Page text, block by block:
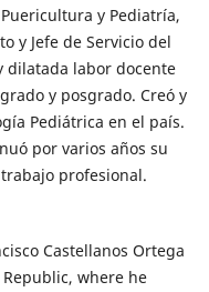
y Pediatría,
y Jefe de Servicio del
dilatada labor docente
y posgrado. Creó y
Pediátrica en el país.
por varios años su
profesional.
Castellanos Ortega
where he